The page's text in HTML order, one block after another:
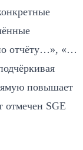
отчёту…», «…
повышает
отмечен SGE